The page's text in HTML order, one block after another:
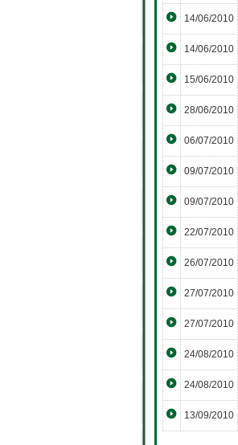
14/06/2010
14/06/2010
15/06/2010
28/06/2010
06/07/2010
09/07/2010
09/07/2010
22/07/2010
26/07/2010
27/07/2010
27/07/2010
24/08/2010
24/08/2010
13/09/2010